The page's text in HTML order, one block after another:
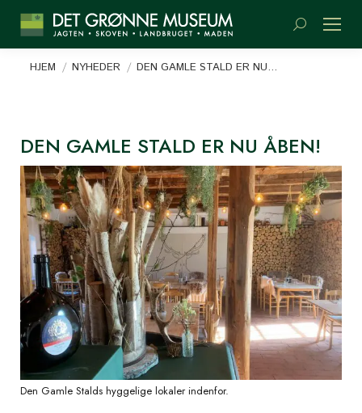
Søge:
HJEM NYHEDER DEN GAMLE STALD ER NU…
DEN GAMLE STALD ER NU ÅBEN!
Den Gamle Stalds hyggelige lokaler indenfor.